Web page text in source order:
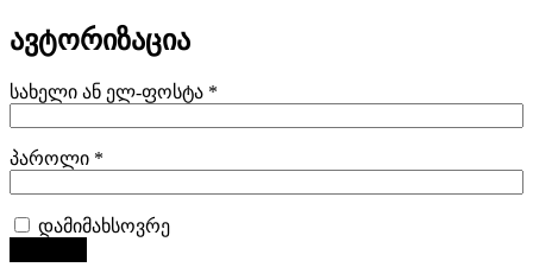
ავტორიზაცია
სახელი ან ელ-ფოსტა *
პაროლი *
დამიმახსოვრე